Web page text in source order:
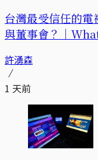
台灣最受信任的
與董事會？｜
許湧森
1 天前